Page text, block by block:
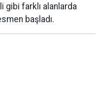
farklı alanlarda
başladı.